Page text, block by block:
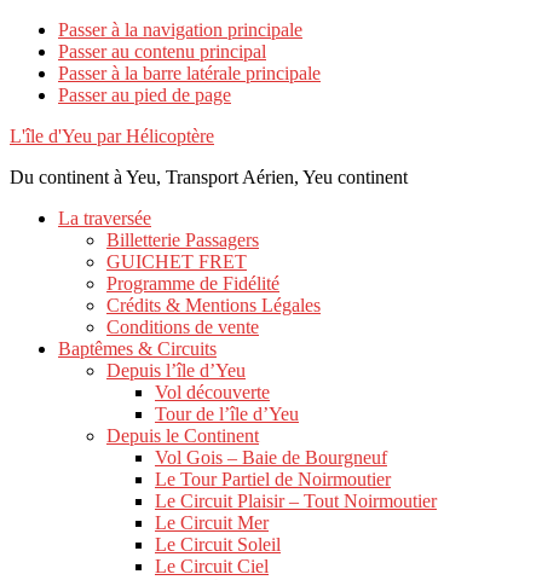
Passer à la navigation principale
Passer au contenu principal
Passer à la barre latérale principale
Passer au pied de page
L'île d'Yeu par Hélicoptère
Du continent à Yeu, Transport Aérien, Yeu continent
La traversée
Billetterie Passagers
GUICHET FRET
Programme de Fidélité
Crédits & Mentions Légales
Conditions de vente
Baptêmes & Circuits
Depuis l’île d’Yeu
Vol découverte
Tour de l’île d’Yeu
Depuis le Continent
Vol Gois – Baie de Bourgneuf
Le Tour Partiel de Noirmoutier
Le Circuit Plaisir – Tout Noirmoutier
Le Circuit Mer
Le Circuit Soleil
Le Circuit Ciel